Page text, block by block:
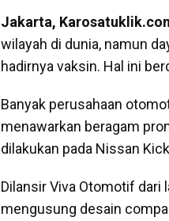
Jakarta,
wilayah di dunia, namun
hadirnya vaksin. Hal ini
Banyak perusahaan
menawarkan beragam
dilakukan pada Nissan
Dilansir Viva Otomotif dari
mengusung desain